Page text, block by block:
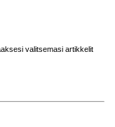
valitsemasi artikkelit